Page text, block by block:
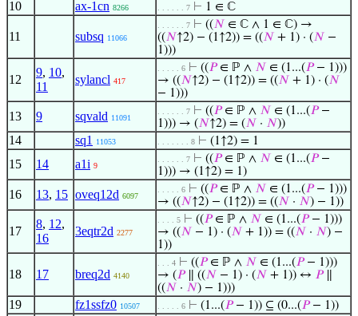
10 ax-1cn 8266 . . . . . . 7 ⊢ 1 ∈ ℂ
11 subsq 11066
. . . . . . 7 ⊢ ((𝑁 ∈ ℂ ∧ 1 ∈ ℂ) →
((𝑁↑2) − (1↑2)) = ((𝑁 + 1) · (𝑁 −
1)))
12
9, 10,
11
sylancl 417
. . . . . 6 ⊢ ((𝑃∈ ℙ ∧ 𝑁 ∈ (1...(𝑃− 1)))
→ ((𝑁↑2) − (1↑2)) = ((𝑁 + 1) · (𝑁
− 1)))
13 9 sqvald 11091
. . . . . . 7 ⊢ ((𝑃∈ ℙ ∧ 𝑁 ∈ (1...(𝑃−
1))) → (𝑁↑2) = (𝑁 · 𝑁))
14 sq1 11053 . . . . . . . 8 ⊢ (1↑2) = 1
15 14 a1i 9
. . . . . . 7 ⊢ ((𝑃∈ ℙ ∧ 𝑁 ∈ (1...(𝑃−
1))) → (1↑2) = 1)
16 13, 15 oveq12d 6097
. . . . . 6 ⊢ ((𝑃∈ ℙ ∧ 𝑁 ∈ (1...(𝑃− 1)))
→ ((𝑁↑2) − (1↑2)) = ((𝑁 · 𝑁) − 1))
17
8, 12,
16
3eqtr2d 2277
. . . . 5 ⊢ ((𝑃∈ ℙ ∧ 𝑁 ∈ (1...(𝑃− 1)))
→ ((𝑁 − 1) · (𝑁 + 1)) = ((𝑁 · 𝑁) −
1))
18 17 breq2d 4140
. . . 4 ⊢ ((𝑃∈ ℙ ∧ 𝑁 ∈ (1...(𝑃− 1)))
→ (𝑃∥ ((𝑁 − 1) · (𝑁 + 1)) ↔ 𝑃∥
((𝑁 · 𝑁) − 1)))
19 fz1ssfz0 10507 . . . . . 6 ⊢ (1...(𝑃− 1)) ⊆ (0...(𝑃− 1))